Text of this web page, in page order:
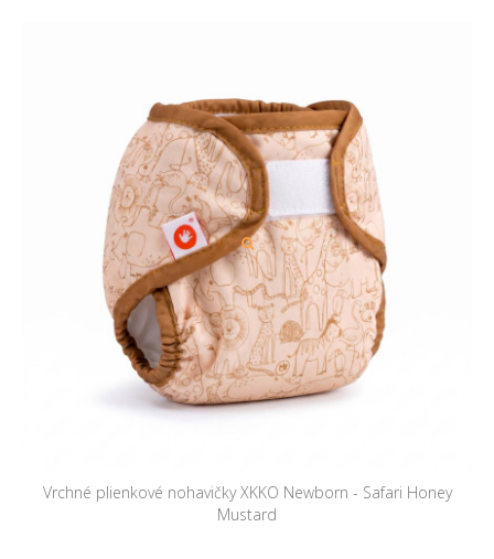
Vrchné plienkové nohavičky XKKO Newborn - Safari Honey
Mustard